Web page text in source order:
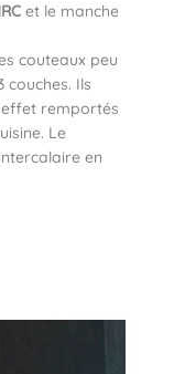
et le manche
couteaux peu
couches. Ils
remportés
Le
en